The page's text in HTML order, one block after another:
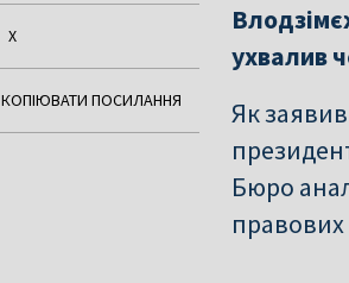
X
КОПІЮВАТИ ПОСИЛАННЯ
ухвалив
Як
Бюро
правових